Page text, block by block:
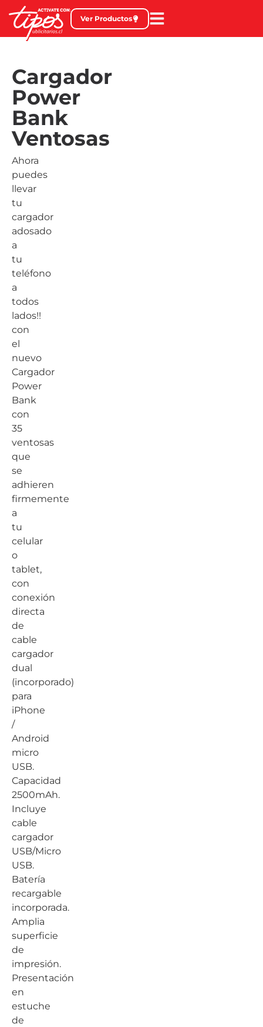
Ver Productos
Cargador
Power
Bank
Ventosas
Ahora
puedes
llevar
tu
cargador
adosado
a
tu
teléfono
a
todos
lados!!
con
el
nuevo
Cargador
Power
Bank
con
35
ventosas
que
se
adhieren
firmemente
a
tu
celular
o
tablet,
con
conexión
directa
de
cable
cargador
dual
(incorporado)
para
iPhone
/
Android
micro
USB.
Capacidad
2500mAh.
Incluye
cable
cargador
USB/Micro
USB.
Batería
recargable
incorporada.
Amplia
superficie
de
impresión.
Presentación
en
estuche
de